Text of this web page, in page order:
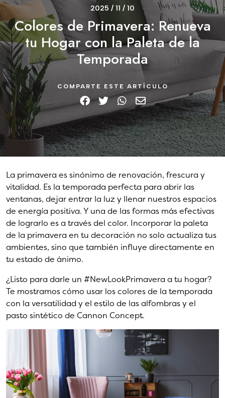
2025 / 11 / 10
Colores de Primavera: Renueva
tu Hogar con la Paleta de la
Temporada
COMPARTE ESTE ARTÍCULO
La primavera es sinónimo de renovación, frescura y
vitalidad. Es la temporada perfecta para abrir las
ventanas, dejar entrar la luz y llenar nuestros espacios
de energía positiva. Y una de las formas más efectivas
de lograrlo es a través del color. Incorporar la paleta
de la primavera en tu decoración no solo actualiza tus
ambientes, sino que también influye directamente en
tu estado de ánimo.
¿Listo para darle un #NewLookPrimavera a tu hogar?
Te mostramos cómo usar los colores de la temporada
con la versatilidad y el estilo de las alfombras y el
pasto sintético de Cannon Concept.